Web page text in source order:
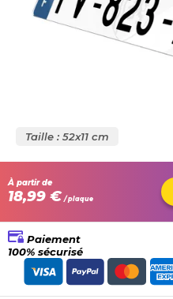
Taille : 52x11 cm
À partir de
18,99 € / plaque
Paiement
100% sécurisé